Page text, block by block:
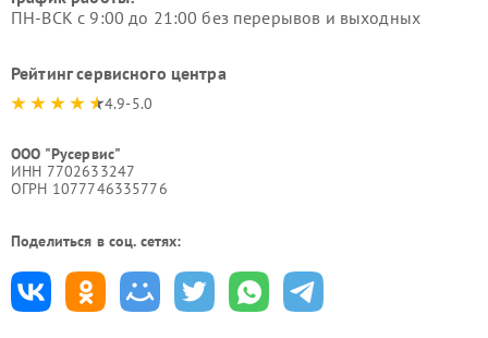
ПН-ВСК с 9:00 до 21:00 без перерывов и выходных
Рейтинг сервисного центра
4.9-5.0
ООО "Русервис"
ИНН 7702633247
ОГРН 1077746335776
Поделиться в соц. сетях: